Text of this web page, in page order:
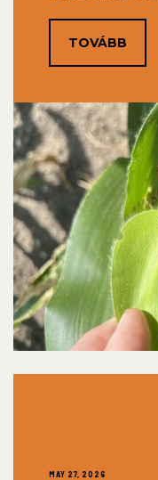
TOVÁBB
MAY 27, 2026